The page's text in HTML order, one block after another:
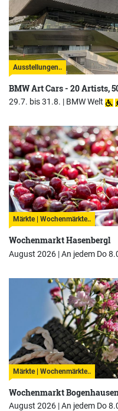
Ausstellungen..
BMW Art Cars - 20 Artists,
29.7. bis 31.8. | BMW Welt
Märkte | Wochenmärkte..
Wochenmarkt Hasenbergl
August 2026 | An jedem Do
Märkte | Wochenmärkte..
Wochenmarkt
August 2026 | An jedem Do